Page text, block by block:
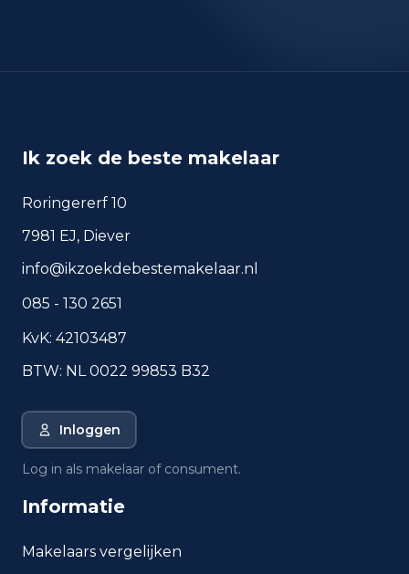
Terheijden.
Veelgestelde vragen over
wonen in Terheijden
plaatscijfers, handig voor een snelle
Hoeveel inwoners heeft
Wat is de gemiddelde WOZ-
Wat is het gemiddelde
Terheijden?
Ik zoek de beste makelaar
Roringererf 10
7981 EJ, Diever
info@ikzoekdebestemakelaar.nl
085 - 130 2651
KvK: 42103487
BTW: NL 0022 99853 B32
Inloggen
Log in als makelaar of consument.
Informatie
Makelaars vergelijken